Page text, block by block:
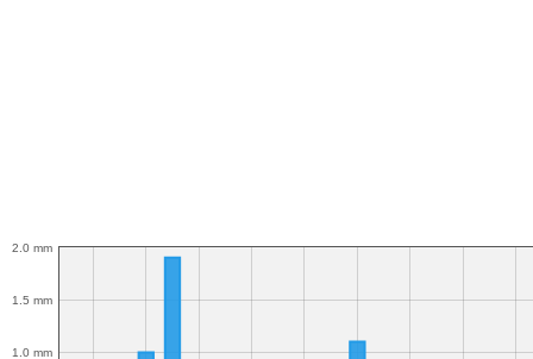
1.0 mm
1.5 mm
2.0 mm